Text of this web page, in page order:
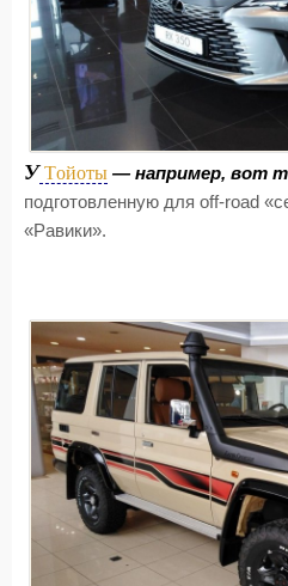
УТойоты — например, вот
подготовленную для off-road
«Равики».